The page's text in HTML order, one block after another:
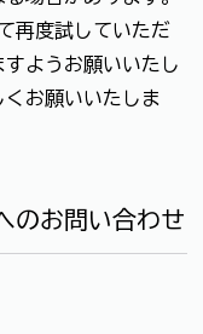
再度試していただ
ようお願いいたし
お願いいたしま
のお問い合わせ